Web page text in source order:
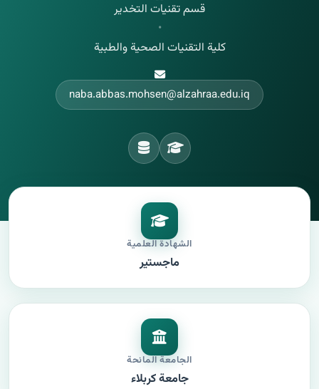
قسم تقنيات التخدير
•
كلية التقنيات الصحية والطبية
naba.abbas.mohsen@alzahraa.edu.iq
الشهادة العلمية
ماجستير
الجامعة المانحة
جامعة كربلاء